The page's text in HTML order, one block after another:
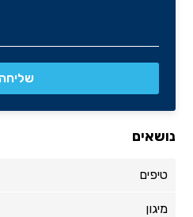
נושאים
טיפים
מיגון